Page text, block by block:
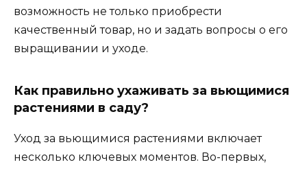
возможность не только приобрести
качественный товар, но и задать вопросы о его
выращивании и уходе.
Как правильно ухаживать за вьющимися
растениями в саду?
Уход за вьющимися растениями включает
несколько ключевых моментов. Во-первых,